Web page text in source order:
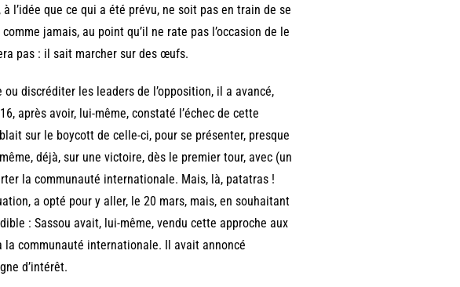
l’idée que ce qui a été prévu, ne soit pas en train de se
jamais, au point qu’il ne rate pas l’occasion de le
pas : il sait marcher sur des œufs.
discréditer les leaders de l’opposition, il a avancé,
après avoir, lui-même, constaté l’échec de cette
sur le boycott de celle-ci, pour se présenter, presque
déjà, sur une victoire, dès le premier tour, avec (un
la communauté internationale. Mais, là, patatras !
a opté pour y aller, le 20 mars, mais, en souhaitant
: Sassou avait, lui-même, vendu cette approche aux
la communauté internationale. Il avait annoncé
d’intérêt.